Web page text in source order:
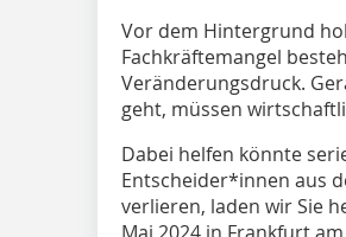
Vor dem Hintergrund
Fachkräftemangel
Veränderungsdruck.
geht, müssen
Dabei helfen könnte
Entscheider*innen aus
verlieren, laden wir Sie